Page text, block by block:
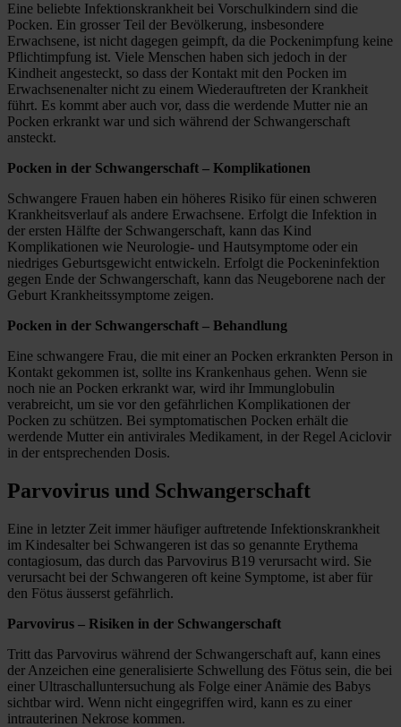
Eine beliebte Infektionskrankheit bei Vorschulkindern sind die
Pocken. Ein grosser Teil der Bevölkerung, insbesondere
Erwachsene, ist nicht dagegen geimpft, da die Pockenimpfung keine
Pflichtimpfung ist. Viele Menschen haben sich jedoch in der
Kindheit angesteckt, so dass der Kontakt mit den Pocken im
Erwachsenenalter nicht zu einem Wiederauftreten der Krankheit
führt. Es kommt aber auch vor, dass die werdende Mutter nie an
Pocken erkrankt war und sich während der Schwangerschaft
ansteckt.
Pocken in der Schwangerschaft – Komplikationen
Schwangere Frauen haben ein höheres Risiko für einen schweren
Krankheitsverlauf als andere Erwachsene. Erfolgt die Infektion in
der ersten Hälfte der Schwangerschaft, kann das Kind
Komplikationen wie Neurologie- und Hautsymptome oder ein
niedriges Geburtsgewicht entwickeln. Erfolgt die Pockeninfektion
gegen Ende der Schwangerschaft, kann das Neugeborene nach der
Geburt Krankheitssymptome zeigen.
Pocken in der Schwangerschaft – Behandlung
Eine schwangere Frau, die mit einer an Pocken erkrankten Person in
Kontakt gekommen ist, sollte ins Krankenhaus gehen. Wenn sie
noch nie an Pocken erkrankt war, wird ihr Immunglobulin
verabreicht, um sie vor den gefährlichen Komplikationen der
Pocken zu schützen. Bei symptomatischen Pocken erhält die
werdende Mutter ein antivirales Medikament, in der Regel Aciclovir
in der entsprechenden Dosis.
Parvovirus und Schwangerschaft
Eine in letzter Zeit immer häufiger auftretende Infektionskrankheit
im Kindesalter bei Schwangeren ist das so genannte Erythema
contagiosum, das durch das Parvovirus B19 verursacht wird. Sie
verursacht bei der Schwangeren oft keine Symptome, ist aber für
den Fötus äusserst gefährlich.
Parvovirus – Risiken in der Schwangerschaft
Tritt das Parvovirus während der Schwangerschaft auf, kann eines
der Anzeichen eine generalisierte Schwellung des Fötus sein, die bei
einer Ultraschalluntersuchung als Folge einer Anämie des Babys
sichtbar wird. Wenn nicht eingegriffen wird, kann es zu einer
intrauterinen Nekrose kommen.